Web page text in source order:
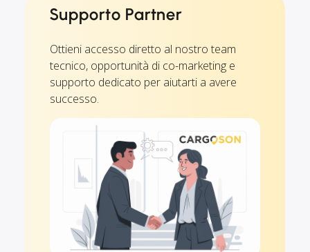
Supporto Partner
Ottieni accesso diretto al nostro team
tecnico, opportunità di co-marketing e
supporto dedicato per aiutarti a avere
successo.